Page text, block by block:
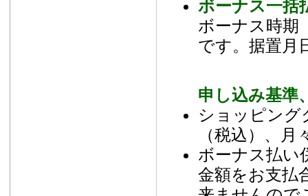
ボーナス一括
ボーナス時期
です。据置月
申し込み基準
ショッピング
（税込）、
ボーナス払い
金額をお支払